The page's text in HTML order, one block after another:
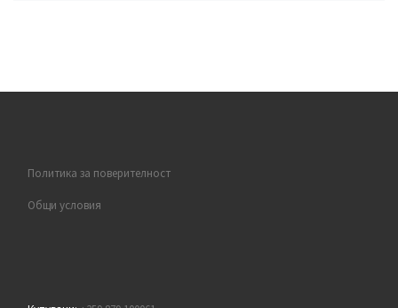
Политика за поверителност
Общи условия